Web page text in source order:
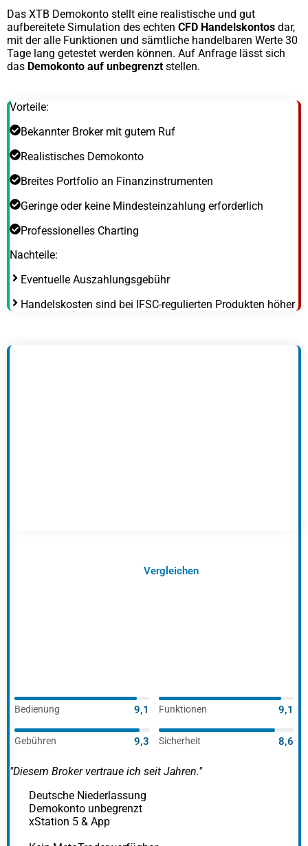
Das XTB Demokonto stellt eine realistische und gut
aufbereitete Simulation des echten CFD Handelskontos dar,
mit der alle Funktionen und sämtliche handelbaren Werte 30
Tage lang getestet werden können. Auf Anfrage lässt sich
das Demokonto auf unbegrenzt stellen.
Vorteile:
Bekannter Broker mit gutem Ruf
Realistisches Demokonto
Breites Portfolio an Finanzinstrumenten
Geringe oder keine Mindesteinzahlung erforderlich
Professionelles Charting
Nachteile:
Eventuelle Auszahlungsgebühr
Handelskosten sind bei IFSC-regulierten Produkten höher
Vergleichen
Bedienung 9,1 Funktionen 9,1
Gebühren 9,3 Sicherheit 8,6
"Diesem Broker vertraue ich seit Jahren."
Deutsche Niederlassung
Demokonto unbegrenzt
xStation 5 & App